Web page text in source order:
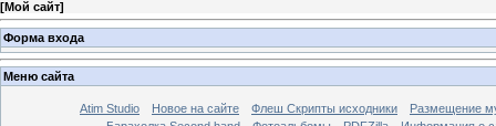
[Мой сайт]
Форма входа
Меню сайта
Atim Studio Новое на сайте Флеш Скрипты исходники
Размещение